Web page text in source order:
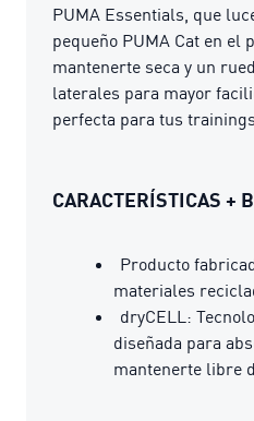
PUMA Essentials, que
pequeño PUMA Cat en el
mantenerte seca y un
laterales para mayor
perfecta para tus
CARACTERÍSTICAS +
Producto
materiales
dryCELL:
diseñada para
mantenerte libre